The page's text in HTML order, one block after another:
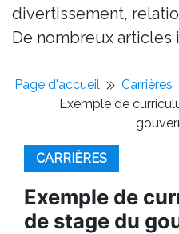
divertissement,
De nombreux articles
Page d'accueil
Carrières
Exemple de
CARRIÈRES
Exemple de
de stage du